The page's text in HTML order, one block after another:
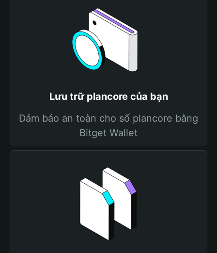
Lưu trữ plancore của bạn
Đảm bảo an toàn cho số plancore bằng
Bitget Wallet